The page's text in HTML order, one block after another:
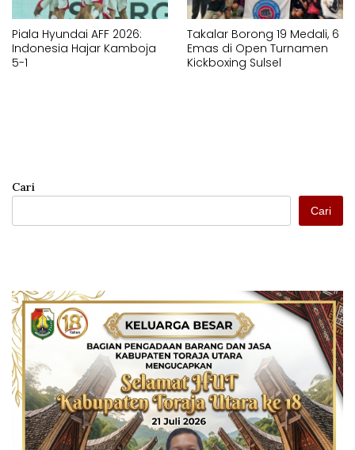
Piala Hyundai AFF 2026:
Indonesia Hajar Kamboja
5-1
Takalar Borong 19 Medali, 6
Emas di Open Turnamen
Kickboxing Sulsel
Cari
Cari